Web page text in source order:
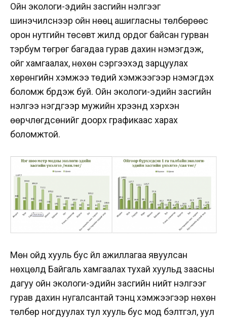
Ойн экологи-эдийн засгийн үнэлгээг
шинэчилснээр ойн нөөц ашигласны төлбөрөөс
орон нутгийн төсөвт жилд ордог байсан гурван
тэрбум төгрөг багадаа гурав дахин нэмэгдэж,
ойг хамгаалах, нөхөн сэргээхэд зарцуулах
хөрөнгийн хэмжээ төдий хэмжээгээр нэмэгдэх
боломж бүрдэж буй. Ойн экологи-эдийн засгийн
үнэлгээ нэгдүгээр мужийн хүрээнд хэрхэн
өөрчлөгдсөнийг доорх графикаас харах
боломжтой.
Мөн ойд хууль бус үйл ажиллагаа явуулсан
нөхцөлд Байгаль хамгаалах тухай хуульд заасны
дагуу ойн экологи-эдийн засгийн нийт үнэлгээг
гурав дахин нугалсантай тэнцүү хэмжээгээр нөхөн
төлбөр ногдуулах тул хууль бус мод бэлтгэл, уул